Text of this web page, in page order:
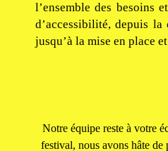
l’ensemble des besoins
d’accessibilité, depuis
jusqu’à la mise en place
Notre équipe reste à votre
festival, nous avons hâte de